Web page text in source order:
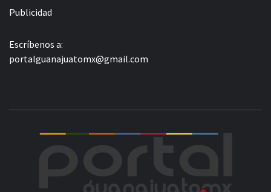
Publicidad
Escríbenos a:
portalguanajuatomx@gmail.com